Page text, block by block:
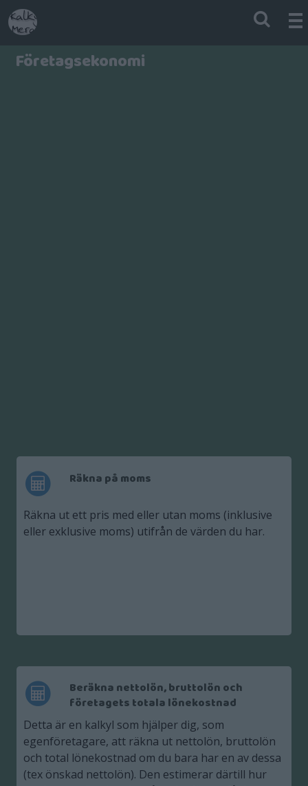
Företagsekonomi
Räkna på moms
Räkna ut ett pris med eller utan moms (inklusive
eller exklusive moms) utifrån de värden du har.
Beräkna nettolön, bruttolön och
företagets totala lönekostnad
Detta är en kalkyl som hjälper dig, som
egenföretagare, att räkna ut nettolön, bruttolön
och total lönekostnad om du bara har en av dessa
(tex önskad nettolön). Den estimerar därtill hur